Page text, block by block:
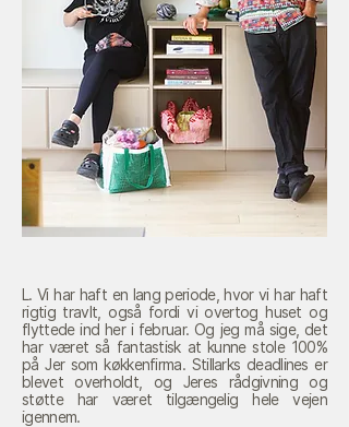
L. Vi har haft en lang periode, hvor vi har haft
rigtig travlt, også fordi vi overtog huset og
flyttede ind her i februar. Og jeg må sige, det
har været så fantastisk at kunne stole 100%
på Jer som køkkenfirma. Stillarks deadlines er
blevet overholdt, og Jeres rådgivning og
støtte har været tilgængelig hele vejen
igennem.